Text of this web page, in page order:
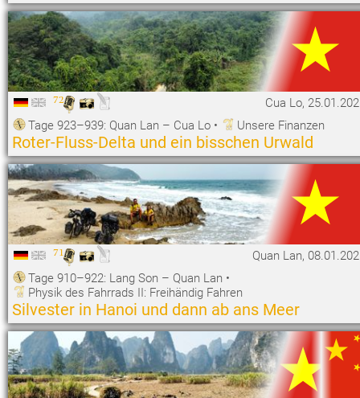
72
Cua Lo,
Tage 923–939: Quan Lan – Cua Lo • Unsere Finanzen
Roter-Fluss-Delta und ein bisschen Urwald
71
Quan Lan,
Tage 910–922: Lang Son – Quan Lan •
Physik des Fahrrads II: Freihändig Fahren
Silvester in Hanoi und dann ab ans Meer